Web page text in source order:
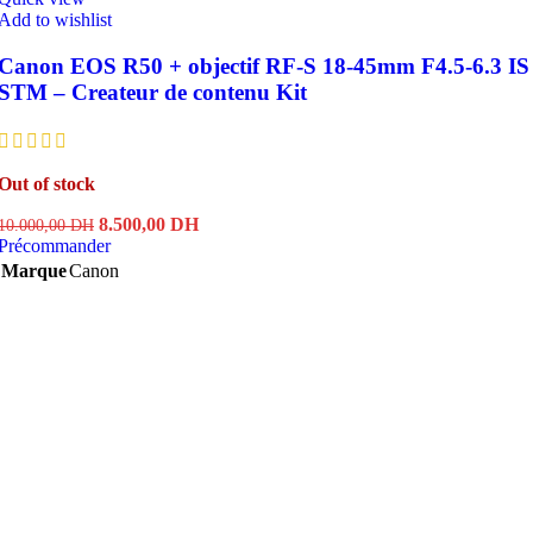
to wishlist
EOS R50 + objectif RF-S 18-45mm F4.5-6.3 IS
– Createur de contenu Kit
of stock
DH Le
prix
initial
8.500,00 DHLe
MarqueCanon